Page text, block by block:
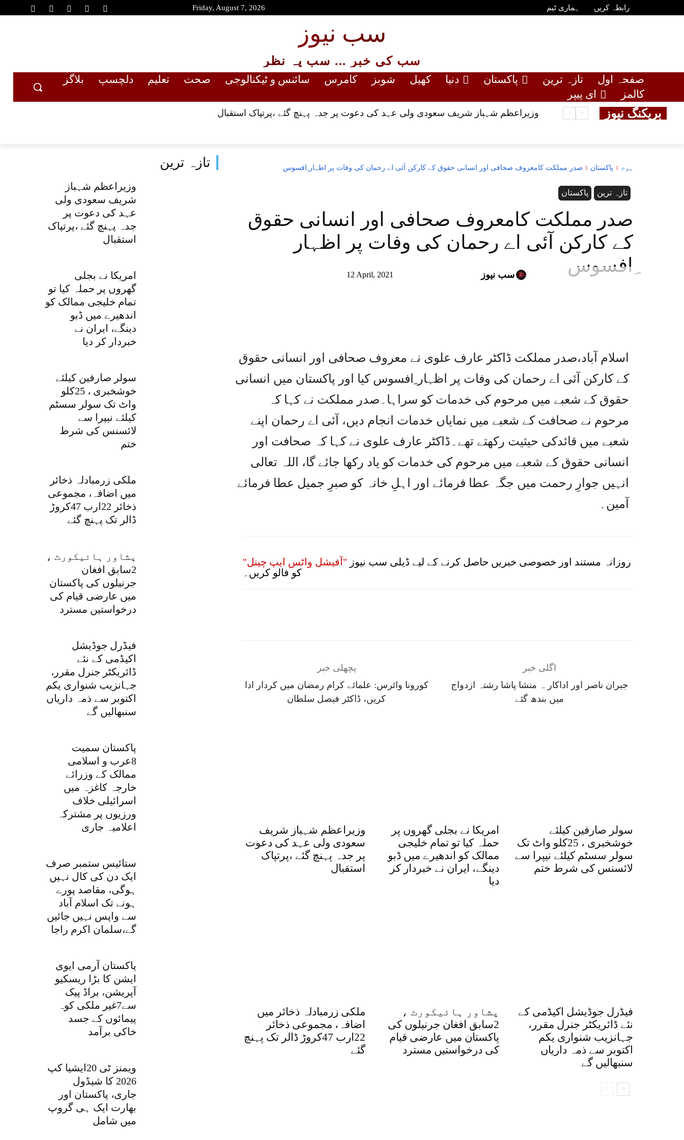
Friday, August 7, 2026 رابطہ کریں ہماری ٹیم
سب نیوز
سب کی خبر ... سب پہ نظر
صفحہ اول تازہ ترین پاکستان دنیا کھیل شوبز کامرس سائنس و ٹیکنالوجی صحت تعلیم دلچسپ
بلاگز
کالمز
ای پیپر
بریکنگ نیوز وزیراعظم شہباز شریف سعودی ولی عہد کی دعوت پر جدہ پہنچ گئے ،پرتپاک استقبال
تازہ ترین
وزیراعظم شہباز
شریف سعودی ولی
عہد کی دعوت پر
جدہ پہنچ گئے ،پرتپاک
استقبال
امریکا نے بجلی
گھروں پر حملہ کیا تو
تمام خلیجی ممالک کو
اندھیرے میں ڈبو
دینگے، ایران نے
خبردار کر دیا
سولر صارفین کیلئے
خوشخبری ، 25کلو
واٹ تک سولر سسٹم
کیلئے نیپرا سے
لائسنس کی شرط
ختم
ملکی زرمبادلہ ذخائر
میں اضافہ، مجموعی
ذخائر 22ارب 47کروڑ
ڈالر تک پہنچ گئے
پشاور ہائیکورٹ ،
2سابق افغان
جرنیلوں کی پاکستان
میں عارضی قیام کی
درخواستیں مسترد
فیڈرل جوڈیشل
اکیڈمی کے نئے
ڈائریکٹر جنرل مقرر،
جہانزیب شنواری یکم
اکتوبر سے ذمہ داریاں
سنبھالیں گے
پاکستان سمیت
8عرب و اسلامی
ممالک کے وزرائے
خارجہ کاغزہ میں
اسرائیلی خلاف
ورزیوں پر مشترکہ
اعلامیہ جاری
ستائیس ستمبر صرف
ایک دن کی کال نہیں
ہوگی، مقاصد پورے
ہونے تک اسلام آباد
سے واپس نہیں جائیں
گے،سلمان اکرم راجا
پاکستان آرمی ایوی
ایشن کا بڑا ریسکیو
آپریشن، براڈ پیک
سے7غیر ملکی کوہ
پیمائوں کے جسد
خاکی برآمد
ویمنز ٹی 20ایشیا کپ
2026 کا شیڈول
جاری، پاکستان اور
بھارت ایک ہی گروپ
میں شامل
ہوم پاکستان صدر مملکت کامعروف صحافی اور انسانی حقوق کے کارکن آئی اے رحمان کی وفات پر اظہار ِافسوس
پاکستان تازہ ترین
صدر مملکت کامعروف صحافی اور انسانی حقوق
کے کارکن آئی اے رحمان کی وفات پر اظہار
ِافسوس
12 April, 2021 سب نیوز
اسلام آباد،صدر مملکت ڈاکٹر عارف علوی نے معروف صحافی اور انسانی حقوق
کے کارکن آئی اے رحمان کی وفات پر اظہار ِافسوس کیا اور پاکستان میں انسانی
حقوق کے شعبے میں مرحوم کی خدمات کو سراہا۔صدر مملکت نے کہا کہ
مرحوم نے صحافت کے شعبے میں نمایاں خدمات انجام دیں، آئی اے رحمان اپنے
شعبے میں قائدکی حیثیت رکھتے تھے۔ڈاکٹر عارف علوی نے کہا کہ صحافت اور
انسانی حقوق کے شعبے میں مرحوم کی خدمات کو یاد رکھا جائے گا، اللہ تعالی
انہیں جوارِ رحمت میں جگہ عطا فرمائے اور اہلِ خانہ کو صبرِ جمیل عطا فرمائے
آمین۔
روزانہ مستند اور خصوصی خبریں حاصل کرنے کے لیے ڈیلی سب نیوز "آفیشل واٹس ایپ چینل"
کو فالو کریں۔
پچھلی خبر
کورونا وائرس: علمائے کرام رمضان میں کردار ادا
کریں، ڈاکٹر فیصل سلطان
اگلی خبر
جبران ناصر اور اداکار ہ منشا پاشا رشتہ ازدواج
میں بندھ گئے
وزیراعظم شہباز شریف
سعودی ولی عہد کی دعوت
پر جدہ پہنچ گئے ،پرتپاک
استقبال
امریکا نے بجلی گھروں پر
حملہ کیا تو تمام خلیجی
ممالک کو اندھیرے میں ڈبو
دینگے، ایران نے خبردار کر
دیا
سولر صارفین کیلئے
خوشخبری ، 25کلو واٹ تک
سولر سسٹم کیلئے نیپرا سے
لائسنس کی شرط ختم
ملکی زرمبادلہ ذخائر میں
اضافہ، مجموعی ذخائر
22ارب 47کروڑ ڈالر تک پہنچ
گئے
پشاور ہائیکورٹ ،
2سابق افغان جرنیلوں کی
پاکستان میں عارضی قیام
کی درخواستیں مسترد
فیڈرل جوڈیشل اکیڈمی کے
نئے ڈائریکٹر جنرل مقرر،
جہانزیب شنواری یکم
اکتوبر سے ذمہ داریاں
سنبھالیں گے